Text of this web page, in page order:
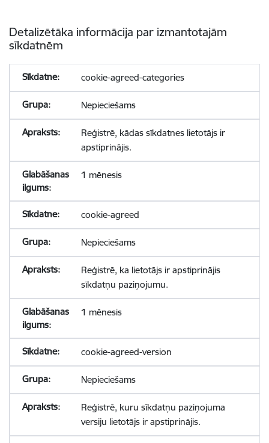
Detalizētāka informācija par izmantotajām
sīkdatnēm
cookie-agreed-categories
Nepieciešams
Reģistrē, kādas sīkdatnes lietotājs ir
apstiprinājis.
1 mēnesis
cookie-agreed
Nepieciešams
Reģistrē, ka lietotājs ir apstiprinājis
sīkdatņu paziņojumu.
1 mēnesis
cookie-agreed-version
Nepieciešams
Reģistrē, kuru sīkdatņu paziņojuma
versiju lietotājs ir apstiprinājis.